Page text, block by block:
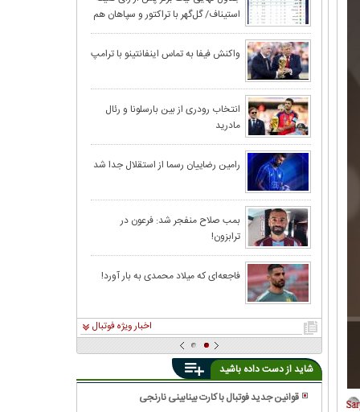
استیناف/ گل‌گهر با تراکتور و سپاهان هم
امتیاز شد
واکنش فیفا به تماس اینفانتینو با ترامپ
انتخاب رودری از بین بارسلونا و رئال
مادرید
رامین رضاییان رسما از استقلال جدا شد
بمب صلاح منفجر شد: فرعون در
ترابزون!
فاجعه‌ای که میلاد محمدی به بار آورد!
اخبار ویژه فوتبال
شاید از دست داده باشید
قوانین جدید فوتبال با کارت بینابینی نارنجی